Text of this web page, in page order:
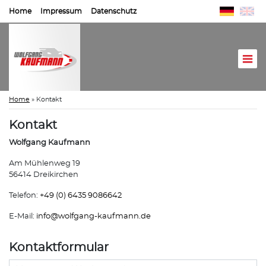
Home Impressum Datenschutz
Home » Kontakt
Kontakt
Wolfgang Kaufmann
Am Mühlenweg 19
56414 Dreikirchen
Telefon: +49 (0) 6435 9086642
E-Mail: info@wolfgang-kaufmann.de
Kontaktformular